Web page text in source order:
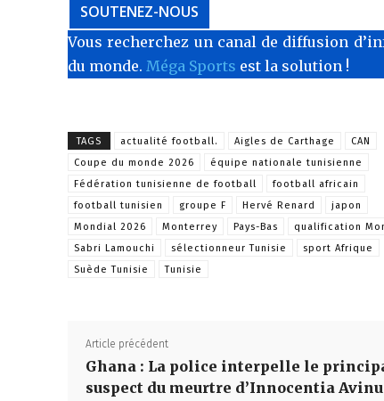
SOUTENEZ-NOUS
Vous recherchez un canal de diffusion
du monde. Méga Sports est la solution !
TAGS actualité football. Aigles de Carthage
CAN
Coupe du monde 2026
équipe nationale tunisienne
Fédération tunisienne de football
football africain
football tunisien
groupe F Hervé Renard
japon
Mondial 2026
Monterrey Pays-Bas
qualification
Sabri Lamouchi
sélectionneur Tunisie
sport Afrique
Suède Tunisie
Tunisie
Article précédent
Ghana : La police interpelle le
suspect du meurtre d’Innocentia Avinu